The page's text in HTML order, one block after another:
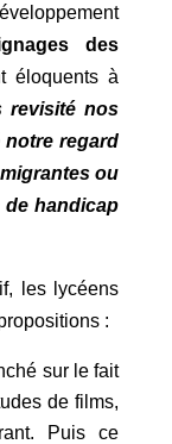
des
éloquents à
revisité nos
regard
ou
de handicap
les lycéens
:
sur le fait
de films,
Puis ce